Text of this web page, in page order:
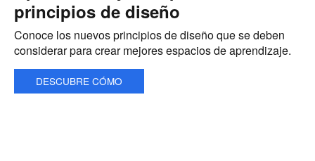
principios de diseño
Conoce los nuevos principios de diseño que se deben
considerar para crear mejores espacios de aprendizaje.
DESCUBRE CÓMO